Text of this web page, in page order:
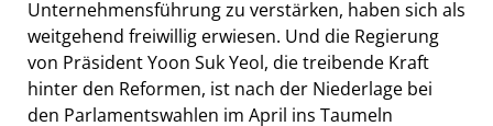
Unternehmensführung zu verstärken, haben sich als
weitgehend freiwillig erwiesen. Und die Regierung
von Präsident Yoon Suk Yeol, die treibende Kraft
hinter den Reformen, ist nach der Niederlage bei
den Parlamentswahlen im April ins Taumeln